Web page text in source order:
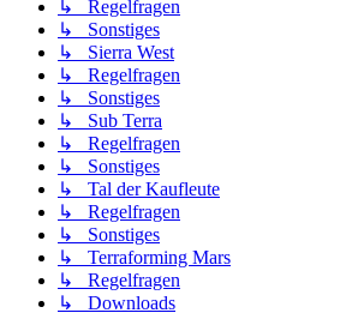
↳ Regelfragen
↳ Sonstiges
↳ Sierra West
↳ Regelfragen
↳ Sonstiges
↳ Sub Terra
↳ Regelfragen
↳ Sonstiges
↳ Tal der Kaufleute
↳ Regelfragen
↳ Sonstiges
↳ Terraforming Mars
↳ Regelfragen
↳ Downloads